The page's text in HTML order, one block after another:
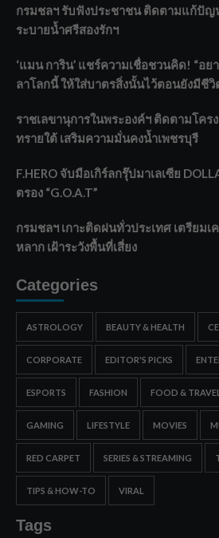
กรมชลฯ รับฟังประชาชน ติดตามแก้ปัญ
ระบายน้ำศรีสองรักฯ
‘แมน การิน’ แชร์ความเชื่อชวนคิด! “อย
ลาโลกนี้ ให้ใส่บาตรสิ่งนั้นไว้ตอนยังมีชีวิ
ราชเลขานุการในพระองค์ฯ ติดตามโคร
ทรายใต้ เสริมความมั่นคงน้ำเพชรบุรี
F.HERO จับมือเกิร์ลกรุ๊ปมาเลเซีย
ตรอง “G.O.A.T”
กรมชลฯ เกาะติดฝนทั่วประเทศ เตรียมเ
หลาก เฝ้าระวังพื้นที่เสี่ยง
Categories
ASTROLOGY BEAUTY & HEALTH
CORPORATE EDITOR'S PICKS
ESPORTS FASHION FOOD &
GAMING LIFESTYLE MOVIES
RED CARPET SERIES & STREAMING
TIPS & HOW-TO VIRAL
Tags